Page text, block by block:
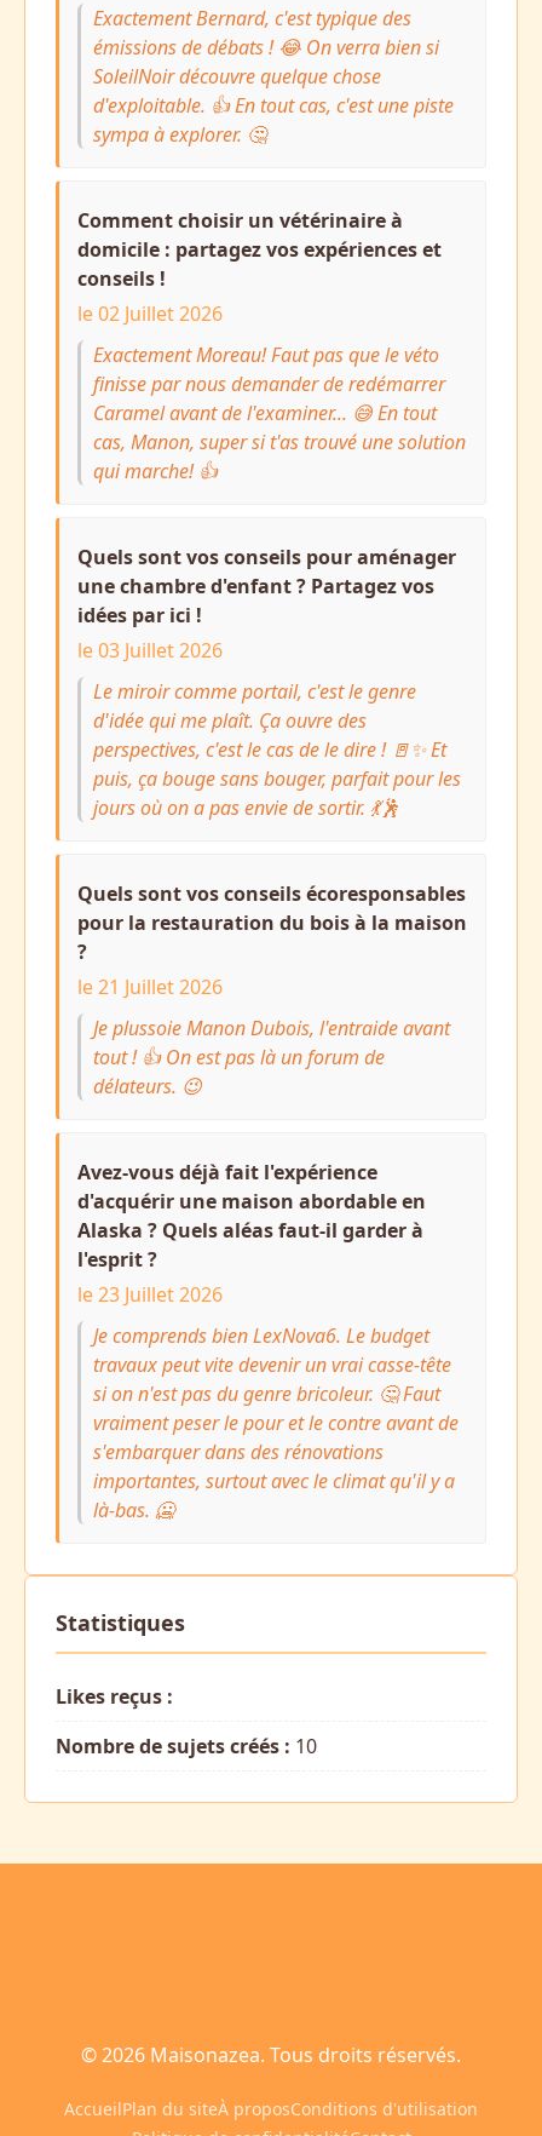
Exactement Bernard, c'est typique des
émissions de débats ! 😂 On verra bien si
SoleilNoir découvre quelque chose
d'exploitable. 👍 En tout cas, c'est une piste
sympa à explorer. 🤔
Comment choisir un vétérinaire à
domicile : partagez vos expériences et
conseils !
le 02 Juillet 2026
Exactement Moreau! Faut pas que le véto
finisse par nous demander de redémarrer
Caramel avant de l'examiner... 😅 En tout
cas, Manon, super si t'as trouvé une solution
qui marche! 👍
Quels sont vos conseils pour aménager
une chambre d'enfant ? Partagez vos
idées par ici !
le 03 Juillet 2026
Le miroir comme portail, c'est le genre
d'idée qui me plaît. Ça ouvre des
perspectives, c'est le cas de le dire ! 🚪✨ Et
puis, ça bouge sans bouger, parfait pour les
jours où on a pas envie de sortir. 💃🕺
Quels sont vos conseils écoresponsables
pour la restauration du bois à la maison
?
le 21 Juillet 2026
Je plussoie Manon Dubois, l'entraide avant
tout ! 👍 On est pas là un forum de
délateurs. 😉
Avez-vous déjà fait l'expérience
d'acquérir une maison abordable en
Alaska ? Quels aléas faut-il garder à
l'esprit ?
le 23 Juillet 2026
Je comprends bien LexNova6. Le budget
travaux peut vite devenir un vrai casse-tête
si on n'est pas du genre bricoleur. 🤔 Faut
vraiment peser le pour et le contre avant de
s'embarquer dans des rénovations
importantes, surtout avec le climat qu'il y a
là-bas. 🥶
Statistiques
Likes reçus :
Nombre de sujets créés : 10
© 2026 Maisonazea. Tous droits réservés.
AccueilPlan du siteÀ proposConditions d'utilisation